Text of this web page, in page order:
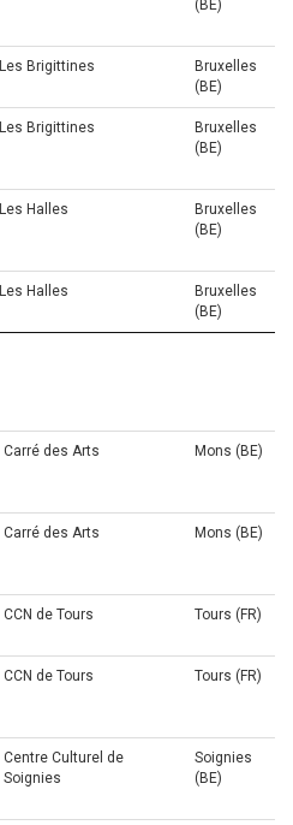
(BE)
Les Brigittines
Bruxelles
(BE)
Les Brigittines
Bruxelles
(BE)
Les Halles
Bruxelles
(BE)
Les Halles
Bruxelles
(BE)
Carré des Arts Mons (BE)
Carré des Arts Mons (BE)
CCN de Tours Tours (FR)
CCN de Tours Tours (FR)
Centre Culturel de
Soignies
Soignies
(BE)